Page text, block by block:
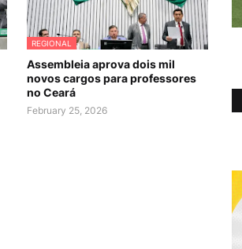
REGIONAL
Assembleia aprova dois mil
novos cargos para professores
no Ceará
February 25, 2026